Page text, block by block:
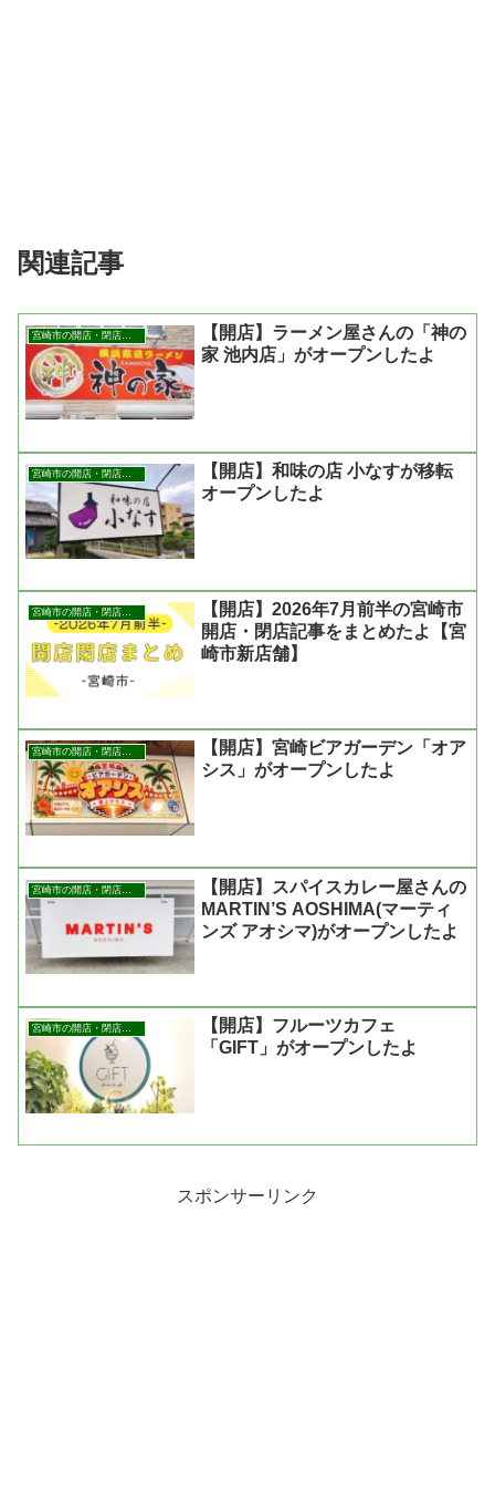
関連記事
【開店】ラーメン屋さんの「神の
家 池内店」がオープンしたよ
【開店】和味の店 小なすが移転
オープンしたよ
宮崎市の開店・閉店まとめ
【開店】2026年7月前半の宮崎市
開店・閉店記事をまとめたよ【宮
崎市新店舗】
【開店】宮崎ビアガーデン「オア
シス」がオープンしたよ
【開店】スパイスカレー屋さんの
MARTIN’S AOSHIMA(マーティ
ンズ アオシマ)がオープンしたよ
宮崎市の開店・閉店まとめ
【開店】フルーツカフェ
「GIFT」がオープンしたよ
スポンサーリンク